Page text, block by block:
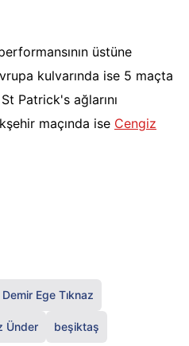
üstüne
kulvarında ise 5 maçta
Patrick's ağlarını
maçında ise Cengiz
Demir Ege Tıknaz
Ünder beşiktaş